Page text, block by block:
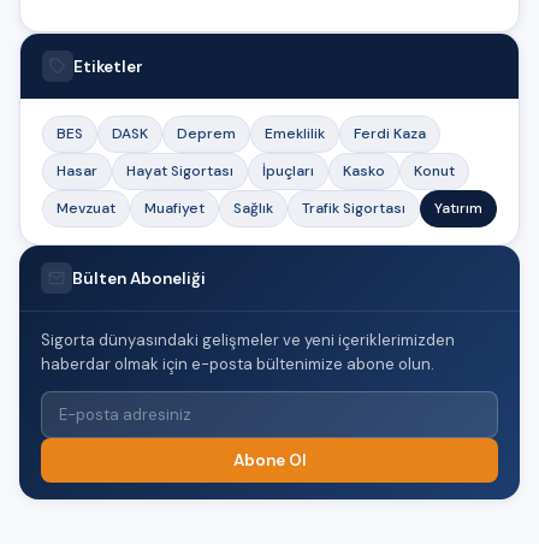
Etiketler
BES DASK Deprem Emeklilik
Ferdi Kaza
Hasar
Hayat Sigortası İpuçları Kasko
Konut
Mevzuat
Muafiyet Sağlık Trafik Sigortası Yatırım
Bülten Aboneliği
Sigorta dünyasındaki gelişmeler ve yeni içeriklerimizden
haberdar olmak için e-posta bültenimize abone olun.
Abone Ol